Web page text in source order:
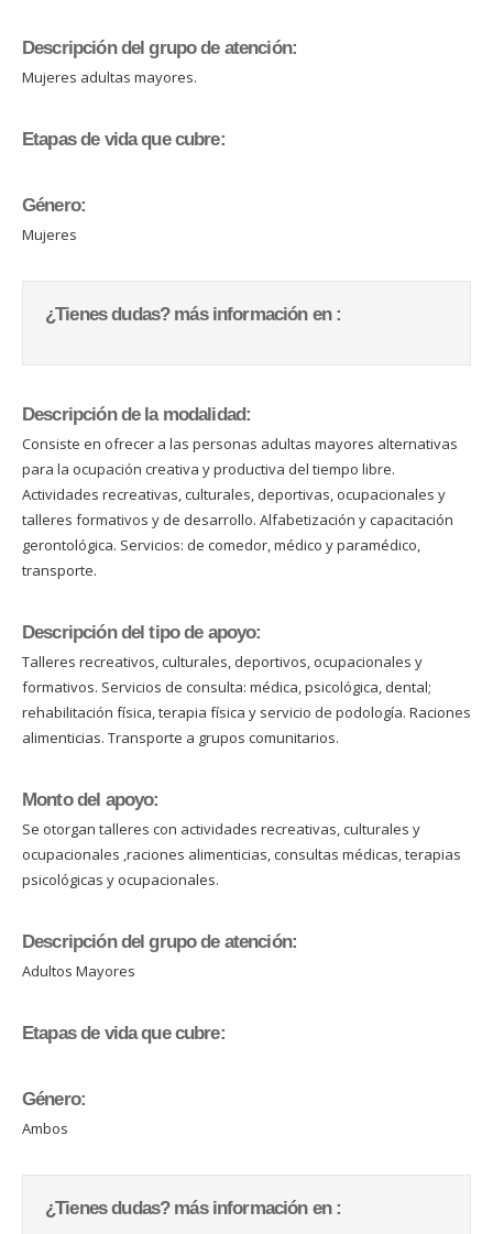
Descripción del grupo de atención:
Mujeres adultas mayores.
Etapas de vida que cubre:
Género:
Mujeres
¿Tienes dudas? más información en :
Descripción de la modalidad:
Consiste en ofrecer a las personas adultas mayores alternativas
para la ocupación creativa y productiva del tiempo libre.
Actividades recreativas, culturales, deportivas, ocupacionales y
talleres formativos y de desarrollo. Alfabetización y capacitación
gerontológica. Servicios: de comedor, médico y paramédico,
transporte.
Descripción del tipo de apoyo:
Talleres recreativos, culturales, deportivos, ocupacionales y
formativos. Servicios de consulta: médica, psicológica, dental;
rehabilitación física, terapia física y servicio de podología. Raciones
alimenticias. Transporte a grupos comunitarios.
Monto del apoyo:
Se otorgan talleres con actividades recreativas, culturales y
ocupacionales ,raciones alimenticias, consultas médicas, terapias
psicológicas y ocupacionales.
Descripción del grupo de atención:
Adultos Mayores
Etapas de vida que cubre:
Género:
Ambos
¿Tienes dudas? más información en :